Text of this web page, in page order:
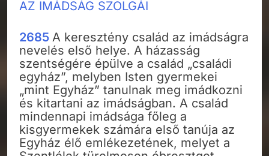
AZ IMÁDSÁG SZOLGÁI
2685 A keresztény család az imádságra
nevelés első helye. A házasság
szentségére épülve a család „családi
egyház”, melyben Isten gyermekei
„mint Egyház” tanulnak meg imádkozni
és kitartani az imádságban. A család
mindennapi imádsága főleg a
kisgyermekek számára első tanúja az
Egyház élő emlékezetének, melyet a